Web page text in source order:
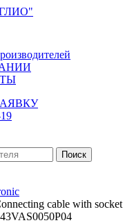
Поиск
cable with socket